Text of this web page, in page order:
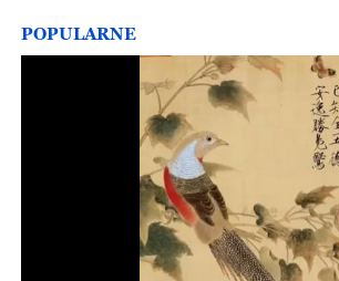
POPULARNE